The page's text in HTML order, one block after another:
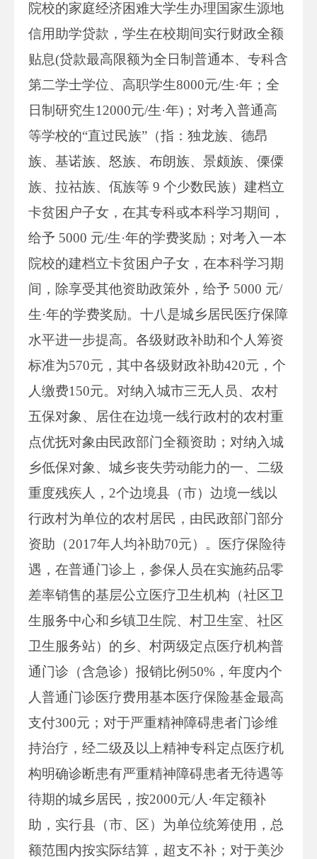
院校的家庭经济困难大学生办理国家生源地
信用助学贷款，学生在校期间实行财政全额
贴息(贷款最高限额为全日制普通本、专科含
第二学士学位、高职学生8000元/生·年；全
日制研究生12000元/生·年)；对考入普通高
等学校的“直过民族”（指：独龙族、德昂
族、基诺族、怒族、布朗族、景颇族、傈僳
族、拉祜族、佤族等 9 个少数民族）建档立
卡贫困户子女，在其专科或本科学习期间，
给予 5000 元/生·年的学费奖励；对考入一本
院校的建档立卡贫困户子女，在本科学习期
间，除享受其他资助政策外，给予 5000 元/
生·年的学费奖励。十八是城乡居民医疗保障
水平进一步提高。各级财政补助和个人筹资
标准为570元，其中各级财政补助420元，个
人缴费150元。对纳入城市三无人员、农村
五保对象、居住在边境一线行政村的农村重
点优抚对象由民政部门全额资助；对纳入城
乡低保对象、城乡丧失劳动能力的一、二级
重度残疾人，2个边境县（市）边境一线以
行政村为单位的农村居民，由民政部门部分
资助（2017年人均补助70元）。医疗保险待
遇，在普通门诊上，参保人员在实施药品零
差率销售的基层公立医疗卫生机构（社区卫
生服务中心和乡镇卫生院、村卫生室、社区
卫生服务站）的乡、村两级定点医疗机构普
通门诊（含急诊）报销比例50%，年度内个
人普通门诊医疗费用基本医疗保险基金最高
支付300元；对于严重精神障碍患者门诊维
持治疗，经二级及以上精神专科定点医疗机
构明确诊断患有严重精神障碍患者无待遇等
待期的城乡居民，按2000元/人·年定额补
助，实行县（市、区）为单位统筹使用，总
额范围内按实际结算，超支不补；对于美沙